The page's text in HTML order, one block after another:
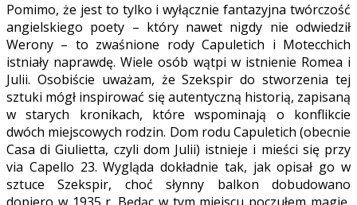
Pomimo, że jest to tylko i wyłącznie fantazyjna twórczość
angielskiego poety – który nawet nigdy nie odwiedził
Werony – to zwaśnione rody Capuletich i Motecchich
istniały naprawdę. Wiele osób wątpi w istnienie Romea i
Julii. Osobiście uważam, że Szekspir do stworzenia tej
sztuki mógł inspirować się autentyczną historią, zapisaną
w starych kronikach, które wspominają o konflikcie
dwóch miejscowych rodzin. Dom rodu Capuletich (obecnie
Casa di Giulietta, czyli dom Julii) istnieje i mieści się przy
via Capello 23. Wygląda dokładnie tak, jak opisał go w
sztuce Szekspir, choć słynny balkon dobudowano